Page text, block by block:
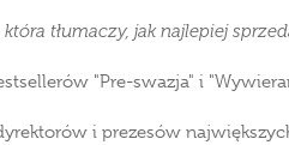
tłumaczy, jak najlepiej
"Pre-swazja" i
i prezesów